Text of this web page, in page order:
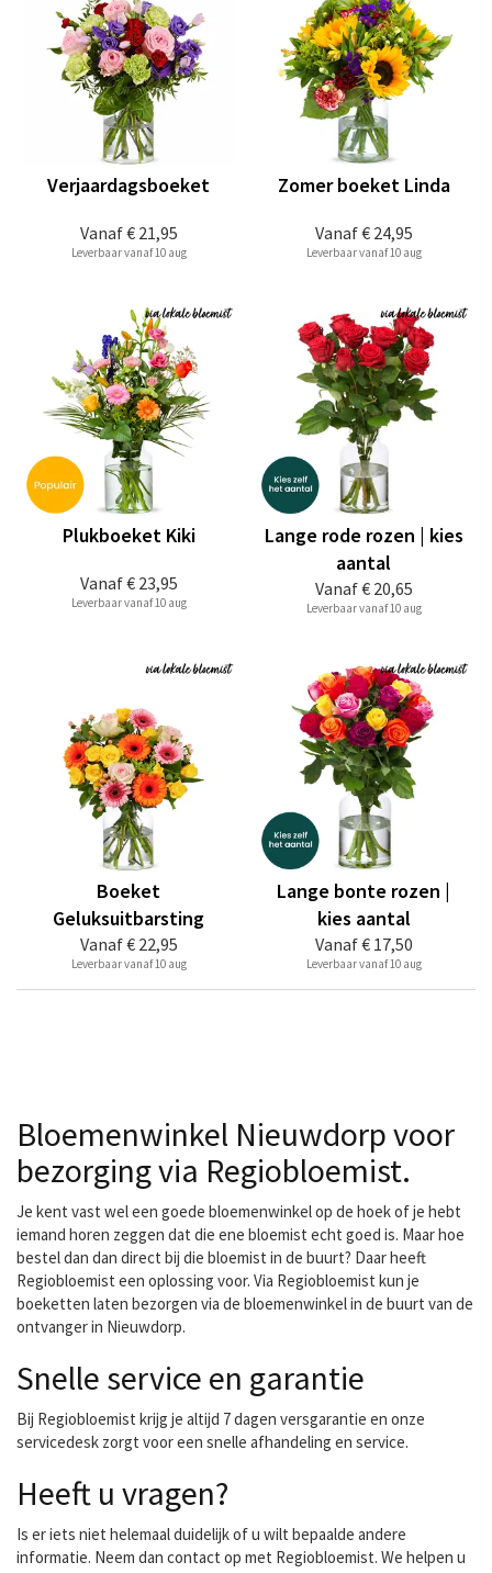
Vanaf€ 21,95
Verjaardagsboeket
Leverbaar vanaf 10 aug
Vanaf€ 24,95
Zomer boeket Linda
Leverbaar vanaf 10 aug
Vanaf€ 23,95
Plukboeket Kiki
Leverbaar vanaf 10 aug
Vanaf€ 20,65
Lange rode rozen | kies
aantal
Leverbaar vanaf 10 aug
Vanaf€ 22,95
Boeket
Geluksuitbarsting
Leverbaar vanaf 10 aug
Vanaf€ 17,50
Lange bonte rozen |
kies aantal
Leverbaar vanaf 10 aug
Bloemenwinkel Nieuwdorp voor
bezorging via Regiobloemist.
Je kent vast wel een goede bloemenwinkel op de hoek of je hebt
iemand horen zeggen dat die ene bloemist echt goed is. Maar hoe
bestel dan dan direct bij die bloemist in de buurt? Daar heeft
Regiobloemist een oplossing voor. Via Regiobloemist kun je
boeketten laten bezorgen via de bloemenwinkel in de buurt van de
ontvanger in Nieuwdorp.
Snelle service en garantie
Bij Regiobloemist krijg je altijd 7 dagen versgarantie en onze
servicedesk zorgt voor een snelle afhandeling en service.
Heeft u vragen?
Is er iets niet helemaal duidelijk of u wilt bepaalde andere
informatie. Neem dan contact op met Regiobloemist. We helpen u